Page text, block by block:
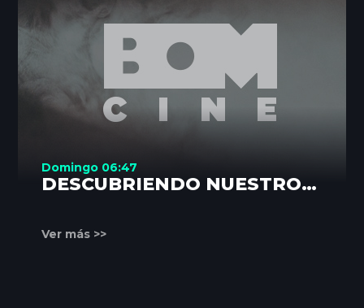
Domingo 06:47
DESCUBRIENDO NUESTROS
Ver más >>